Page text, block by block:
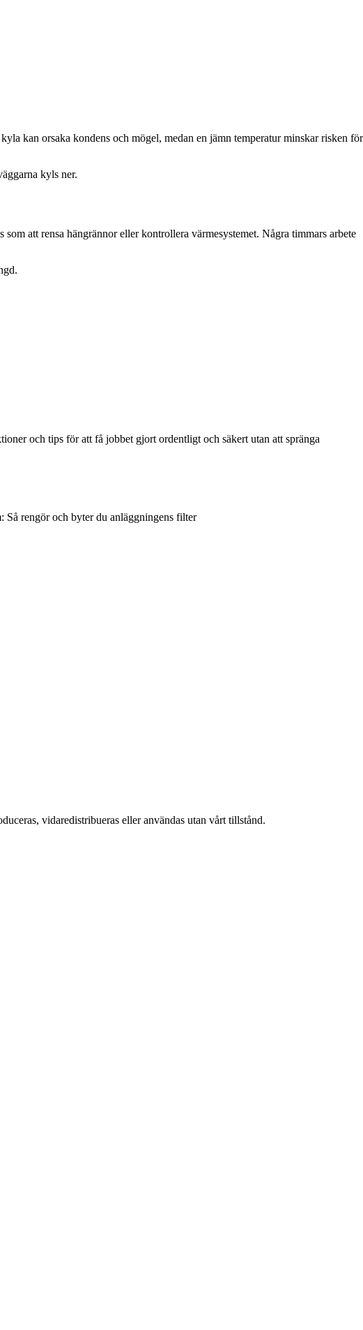
kan orsaka kondens och mögel, medan en jämn temperatur minskar risken för
kyls ner.
att rensa hängrännor eller kontrollera värmesystemet. Några timmars arbete
och tips för att få jobbet gjort ordentligt och säkert utan att spränga
Så rengör och byter du anläggningens filter
vidaredistribueras eller användas utan vårt tillstånd.